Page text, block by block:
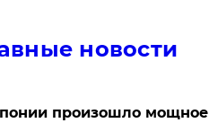
новости
произошло мощное